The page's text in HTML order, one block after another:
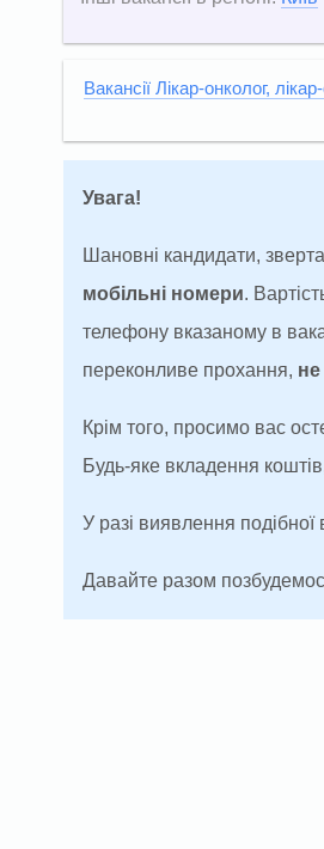
Вакансії Лікар-онколог,
Увага!
Шановні кандидати,
мобільні номери.
телефону вказаному в
переконливе прохання, не
Крім того, просимо вас
Будь-яке вкладення
У разі виявлення подібної
Давайте разом